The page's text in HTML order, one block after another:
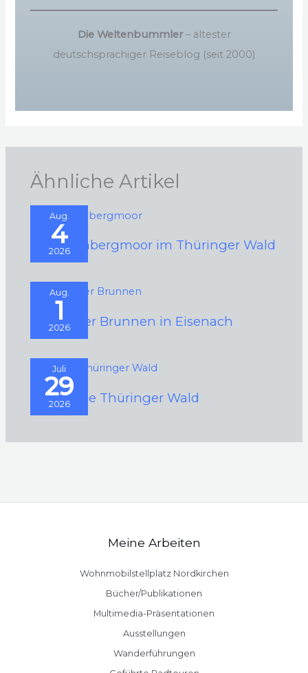
Die Weltenbummler– ältester
deutschsprachiger Reiseblog (seit 2000)
Ähnliche Artikel
Aug.
4
2026
Schützenbergmoor im Thüringer Wald
Aug.
1
2026
Schwarzer Brunnen in Eisenach
Juli
29
2026
Der Kleine Thüringer Wald
Meine Arbeiten
Wohnmobilstellplatz Nordkirchen
Bücher/Publikationen
Multimedia-Präsentationen
Ausstellungen
Wanderführungen